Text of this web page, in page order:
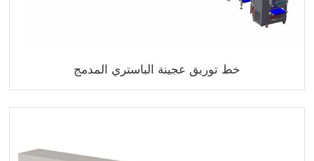
خط توريق عجينة الباستري المدمج